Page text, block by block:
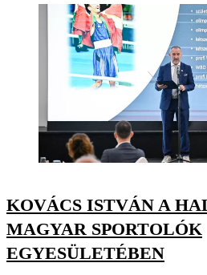
KOVÁCS ISTVÁN A
MAGYAR SPORTOLÓK
EGYESÜLETÉBEN